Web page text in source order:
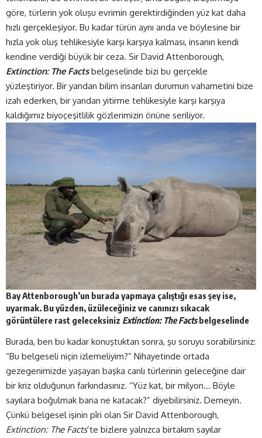
göre, türlerin yok oluşu evrimin gerektirdiğinden yüz kat daha
hızlı gerçekleşiyor. Bu kadar türün aynı anda ve böylesine bir
hızla yok oluş tehlikesiyle karşı karşıya kalması, insanın kendi
kendine verdiği büyük bir ceza. Sir David Attenborough,
Extinction: The Factsbelgeselinde bizi bu gerçekle
yüzleştiriyor. Bir yandan bilim insanları durumun vahametini bize
izah ederken, bir yandan yitirme tehlikesiyle karşı karşıya
kaldığımız biyoçeşitlilik gözlerimizin önüne seriliyor.
Bay Attenborough’un burada yapmaya çalıştığı esas şey ise,
uyarmak. Bu yüzden, üzüleceğiniz ve canınızı sıkacak
görüntülere rast geleceksiniz Extinction: The Factsbelgeselinde
Burada, ben bu kadar konuştuktan sonra, şu soruyu sorabilirsiniz:
“Bu belgeseli niçin izlemeliyim?” Nihayetinde ortada
gezegenimizde yaşayan başka canlı türlerinin geleceğine dair
bir kriz olduğunun farkındasınız. “Yüz kat, bir milyon… Böyle
sayılara boğulmak bana ne katacak?” diyebilirsiniz. Demeyin.
Çünkü belgesel işinin pîri olan Sir David Attenborough,
Extinction: The Facts’te bizlere yalnızca birtakım sayılar